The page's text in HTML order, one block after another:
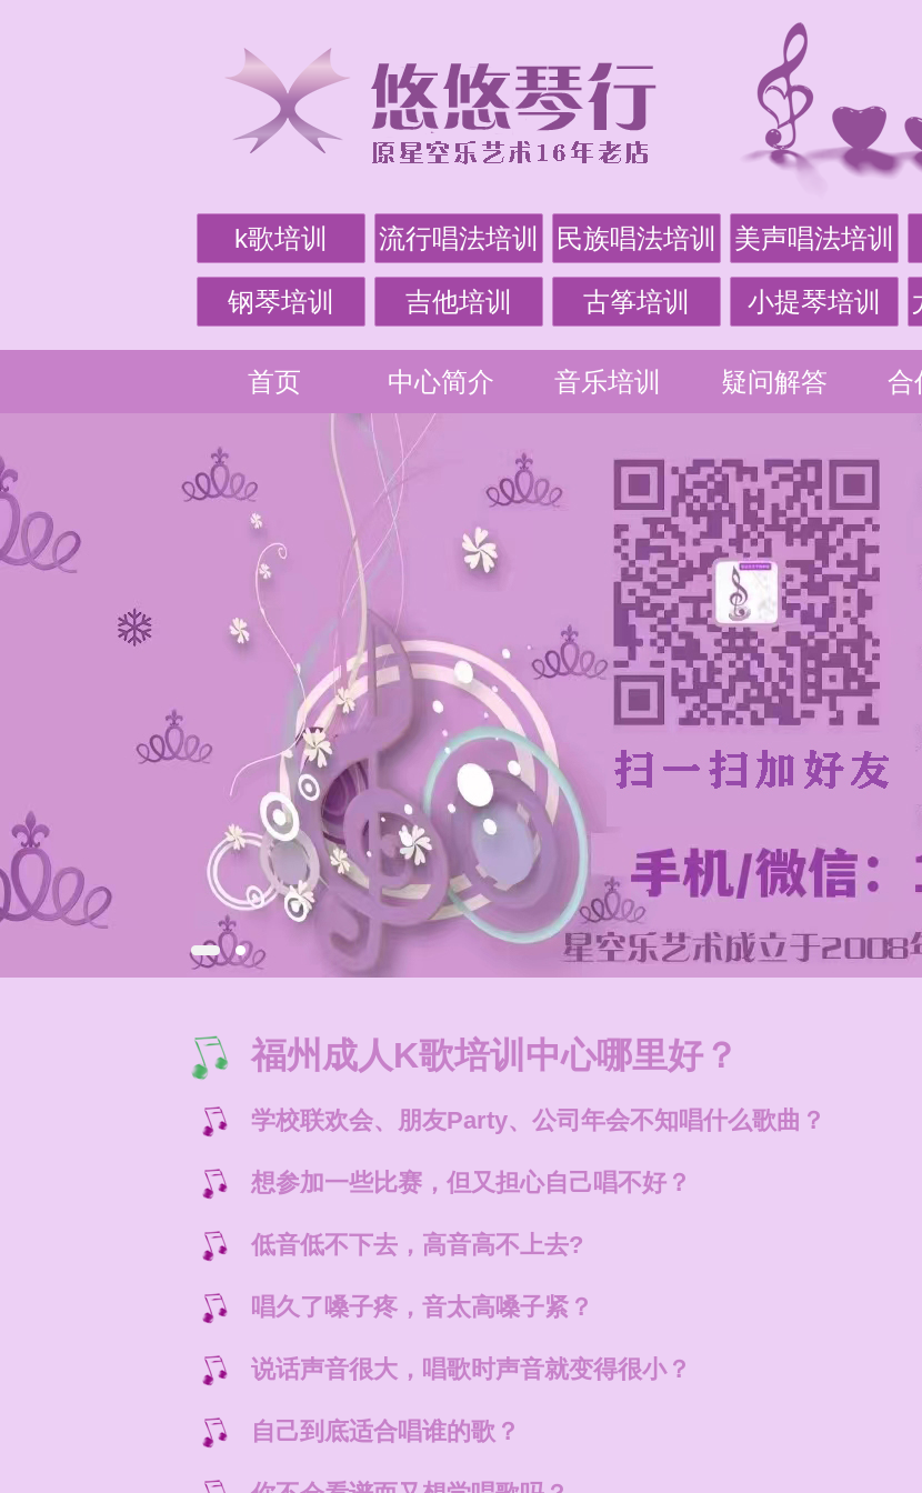
k歌培训 流行唱法培训 民族唱法培训 美声唱法培训
钢琴培训 吉他培训 古筝培训 小提琴培训
首页 中心简介 音乐培训 疑问解答 合
福州成人K歌培训中心哪里好？
学校联欢会、朋友Party、公司年会不知唱什么歌曲？
想参加一些比赛，但又担心自己唱不好？
低音低不下去，高音高不上去?
唱久了嗓子疼，音太高嗓子紧？
说话声音很大，唱歌时声音就变得很小？
自己到底适合唱谁的歌？